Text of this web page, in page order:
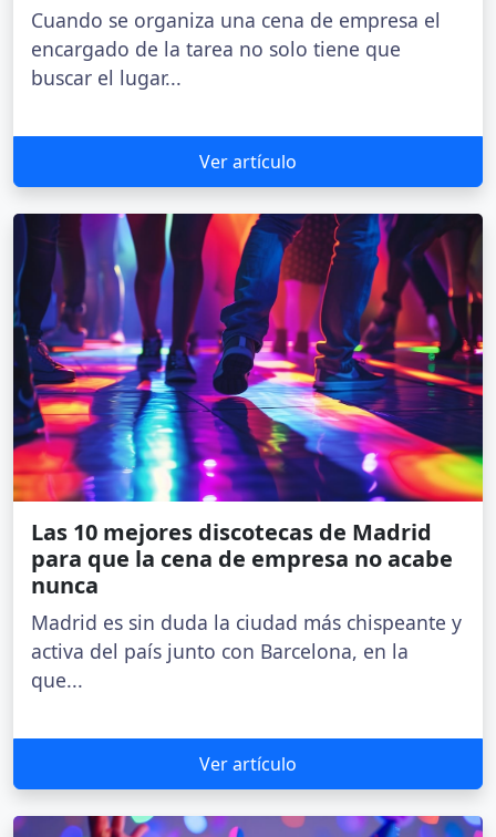
Cuando se organiza una cena de empresa el
encargado de la tarea no solo tiene que
buscar el lugar...
Ver artículo
Las 10 mejores discotecas de Madrid
para que la cena de empresa no acabe
nunca
Madrid es sin duda la ciudad más chispeante y
activa del país junto con Barcelona, en la
que...
Ver artículo